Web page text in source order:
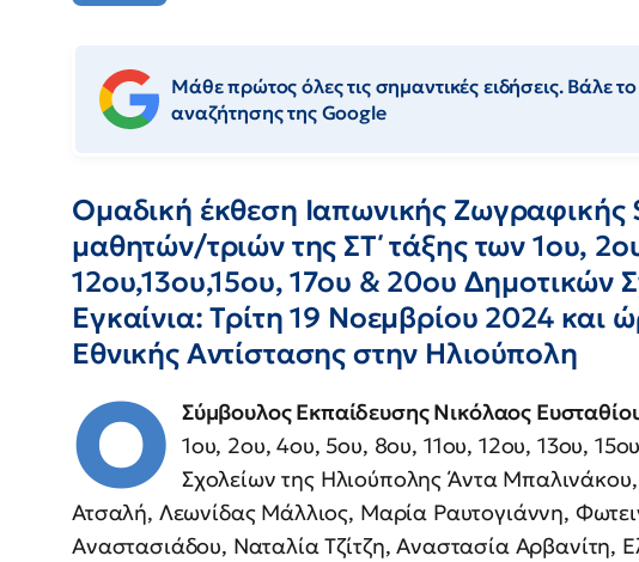
Μάθε πρώτος όλες τις σημαντικές ειδήσεις. Βάλε
αναζήτησης της Google
Ομαδική έκθεση Ιαπωνικής Ζωγραφικής
μαθητών/τριών της ΣΤ΄ τάξης των 1ου,
12ου,13ου,15ου, 17ου & 20ου Δημοτικών
Εγκαίνια: Τρίτη 19 Νοεμβρίου 2024 και
Εθνικής Αντίστασης στην Ηλιούπολη
Ο Σύμβουλος Εκπαίδευσης Νικόλαος Ευσταθίου
1ου, 2ου, 4ου, 5ου, 8ου, 11ου, 12ου, 13ου,
Σχολείων της Ηλιούπολης Άντα
Ατσαλή, Λεωνίδας Μάλλιος, Μαρία Ραυτογιάννη,
Αναστασιάδου, Ναταλία Τζίτζη, Αναστασία Αρβανίτη,